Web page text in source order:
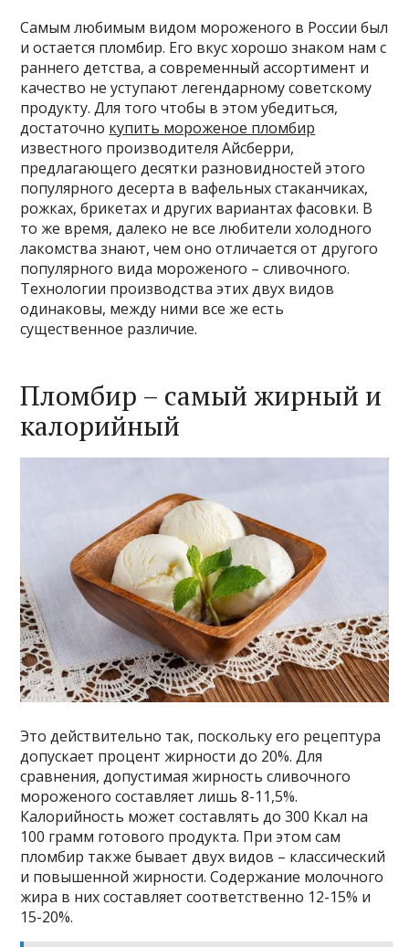
Самым любимым видом мороженого в России был
и остается пломбир. Его вкус хорошо знаком нам с
раннего детства, а современный ассортимент и
качество не уступают легендарному советскому
продукту. Для того чтобы в этом убедиться,
достаточно купить мороженое пломбир
известного производителя Айсберри,
предлагающего десятки разновидностей этого
популярного десерта в вафельных стаканчиках,
рожках, брикетах и других вариантах фасовки. В
то же время, далеко не все любители холодного
лакомства знают, чем оно отличается от другого
популярного вида мороженого – сливочного.
Технологии производства этих двух видов
одинаковы, между ними все же есть
существенное различие.
Пломбир – самый жирный и
калорийный
Это действительно так, поскольку его рецептура
допускает процент жирности до 20%. Для
сравнения, допустимая жирность сливочного
мороженого составляет лишь 8-11,5%.
Калорийность может составлять до 300 Ккал на
100 грамм готового продукта. При этом сам
пломбир также бывает двух видов – классический
и повышенной жирности. Содержание молочного
жира в них составляет соответственно 12-15% и
15-20%.